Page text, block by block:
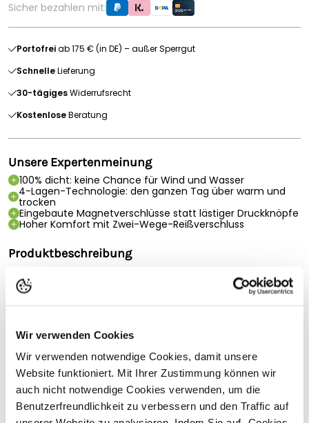
Wir verwenden Cookies
Wir verwenden notwendige Cookies, damit unsere
Website funktioniert. Mit Ihrer Zustimmung können wir
auch nicht notwendige Cookies verwenden, um die
Benutzerfreundlichkeit zu verbessern und den Traffic auf
Sicher bezahlen mit:
Portofreiab 175 € (in DE) – außer Sperrgut
SchnelleLieferung
30-tägigesWiderrufsrecht
KostenloseBeratung
Unsere Expertenmeinung
100% dicht: keine Chance für Wind und Wasser
4-Lagen-Technologie: den ganzen Tag über warm und
trocken
Eingebaute Magnetverschlüsse statt lästiger Druckknöpfe
Hoher Komfort mit Zwei-Wege-Reißverschluss
Produktbeschreibung
Der ISO940 Parka ist ein 100% wasserdichter und
Stattdessen haben wir Magnetverschlüsse eingebaut.
ISO940 verfügt über eine vierlagige Tetratec-
Gewebekonstruktion, die sowohl ultimative
Wasserdichtigkeit als auch Atmungsaktivität gewährleistet.
Vollständige Beschreibung lesen